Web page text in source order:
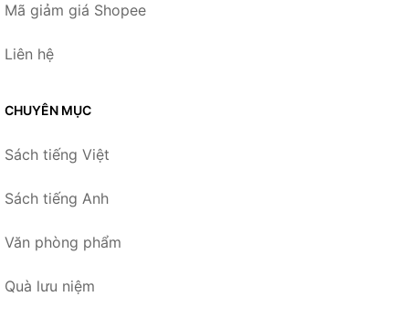
Mã giảm giá Shopee
Liên hệ
CHUYÊN MỤC
Sách tiếng Việt
Sách tiếng Anh
Văn phòng phẩm
Quà lưu niệm